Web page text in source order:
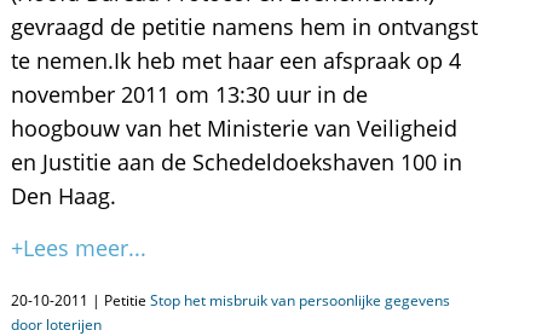
gevraagd de petitie namens hem in ontvangst
te nemen.Ik heb met haar een afspraak op 4
november 2011 om 13:30 uur in de
hoogbouw van het Ministerie van Veiligheid
en Justitie aan de Schedeldoekshaven 100 in
Den Haag.
+Lees meer...
20-10-2011 | Petitie Stop het misbruik van persoonlijke gegevens
door loterijen